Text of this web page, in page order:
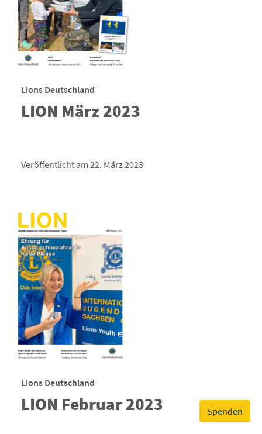
Spenden
Lions Deutschland
LION März 2023
Veröffentlicht am 22. März 2023
Lions Deutschland
LION Februar 2023